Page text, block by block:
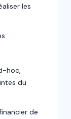
les
hoc,
du
de